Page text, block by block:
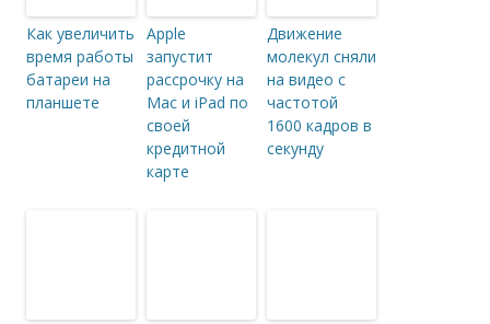
Как увеличить
время работы
батареи на
планшете
Apple
запустит
рассрочку на
Mac и iPad по
своей
кредитной
карте
Движение
молекул сняли
на видео с
частотой
1600 кадров в
секунду